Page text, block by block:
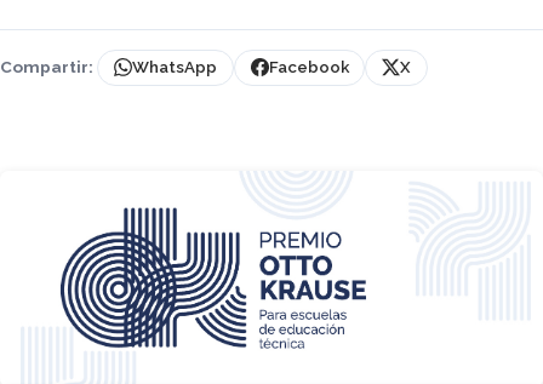
Compartir: WhatsApp Facebook X